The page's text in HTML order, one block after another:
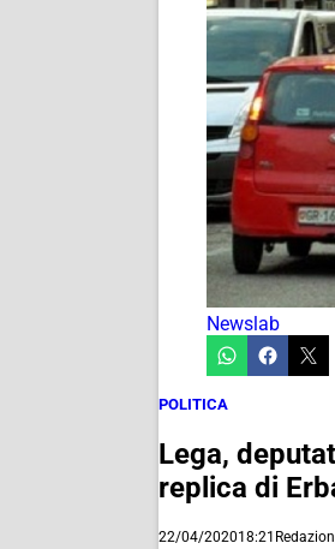
Newslab
POLITICA
Lega,
replica di
22/04/202018:21